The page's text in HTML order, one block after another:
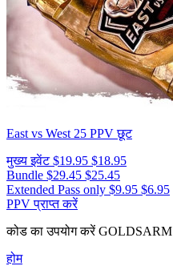
East vs West 25 PPV छूट
मुख्य इवेंट$19.95 $18.95
Bundle $29.45 $25.45
Extended Pass only $9.95 $6.95
PPV प्राप्त करें
कोड का उपयोग करेंGOLDSARM
होम